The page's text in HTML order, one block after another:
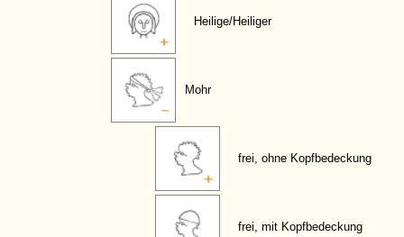
Heilige/Heiliger
Mohr
frei, ohne Kopfbedeckung
frei, mit Kopfbedeckung